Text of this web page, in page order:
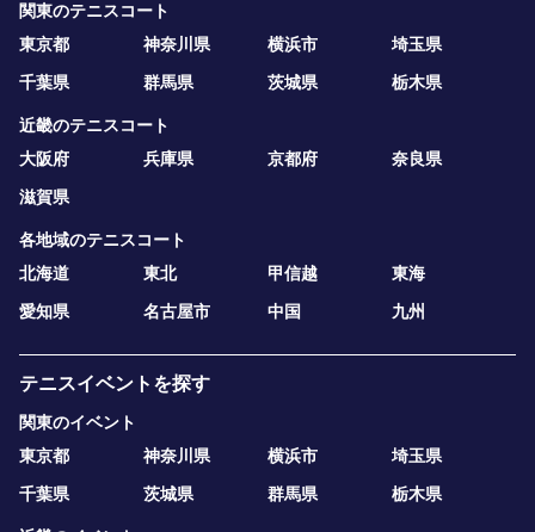
関東のテニスコート
東京都
神奈川県 横浜市
埼玉県
千葉県
群馬県 茨城県 栃木県
近畿のテニスコート
大阪府
兵庫県 京都府
奈良県
滋賀県
各地域のテニスコート
北海道
東北 甲信越
東海
愛知県
名古屋市 中国 九州
テニスイベントを探す
関東のイベント
東京都
神奈川県 横浜市
埼玉県
千葉県
茨城県 群馬県 栃木県